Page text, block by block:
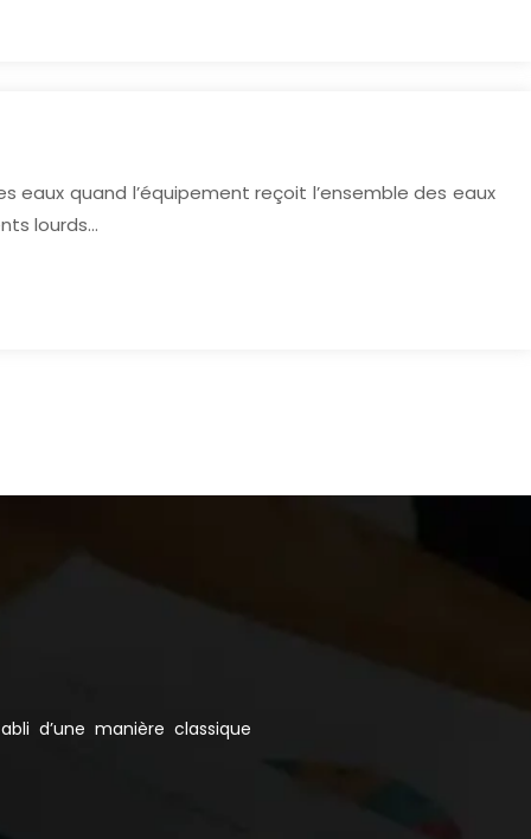
eaux quand l’équipement reçoit l’ensemble des eaux
lourds…
d’une manière classique